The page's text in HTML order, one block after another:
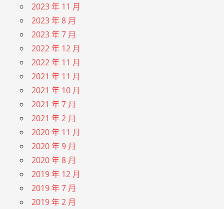
2023 年 11 月
2023 年 8 月
2023 年 7 月
2022 年 12 月
2022 年 11 月
2021 年 11 月
2021 年 10 月
2021 年 7 月
2021 年 2 月
2020 年 11 月
2020 年 9 月
2020 年 8 月
2019 年 12 月
2019 年 7 月
2019 年 2 月